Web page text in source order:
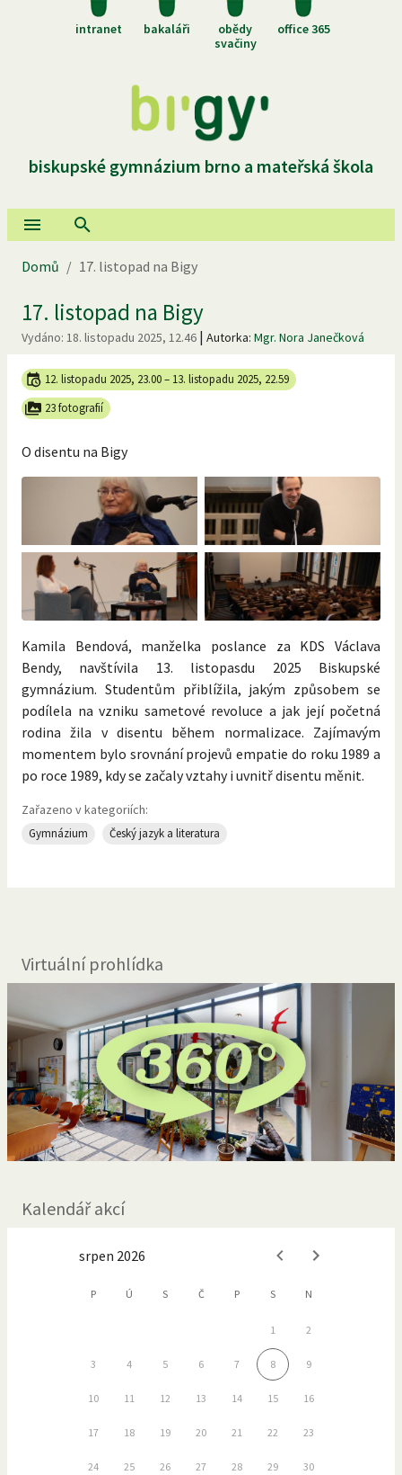
intranet bakaláři
obědy
svačiny
office 365
biskupské gymnázium brno a mateřská škola
Domů / 17. listopad na Bigy
17. listopad na Bigy
Vydáno: 18. listopadu 2025, 12.46 | Autorka: Mgr. Nora Janečková
12. listopadu 2025, 23.00– 13. listopadu 2025, 22.59
23 fotografií
O disentu na Bigy
Kamila Bendová, manželka poslance za KDS Václava
Bendy, navštívila 13. listopasdu 2025 Biskupské
gymnázium. Studentům přiblížila, jakým způsobem se
podílela na vzniku sametové revoluce a jak její početná
rodina žila v disentu během normalizace. Zajímavým
momentem bylo srovnání projevů empatie do roku 1989 a
po roce 1989, kdy se začaly vztahy i uvnitř disentu měnit.
Zařazeno v kategoriích:
Gymnázium Český jazyk a literatura
Virtuální prohlídka
Kalendář akcí
srpen 2026
P Ú S Č P S N
1 2
3 4 5 6 7 8 9
10 11 12 13 14 15 16
17 18 19 20 21 22 23
24 25 26 27 28 29 30